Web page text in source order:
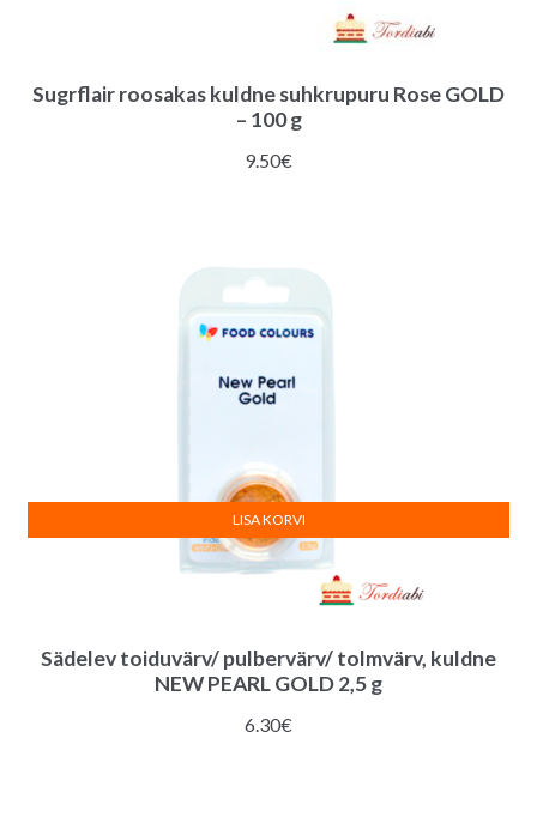
Sugrflair roosakas kuldne suhkrupuru Rose GOLD
– 100 g
9.50€
Sädelev toiduvärv/ pulbervärv/ tolmvärv, kuldne
NEW PEARL GOLD 2,5 g
6.30€
LISA KORVI